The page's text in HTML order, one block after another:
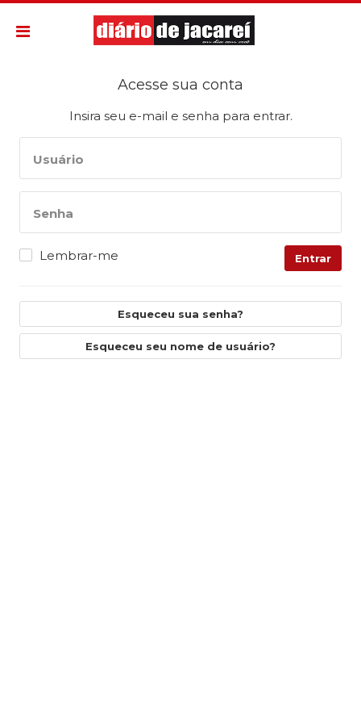
Acesse sua conta
Insira seu e-mail e senha para entrar.
Usuário
Senha
Lembrar-me Entrar
Esqueceu sua senha?
Esqueceu seu nome de usuário?